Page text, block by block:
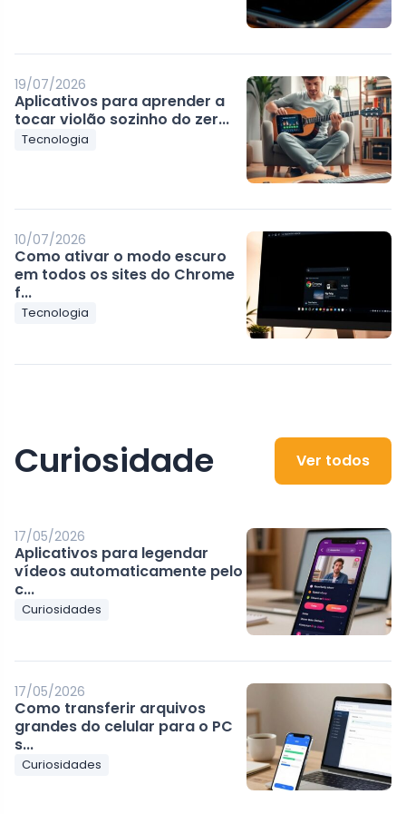
19/07/2026
Aplicativos para aprender a
tocar violão sozinho do zer...
Tecnologia
10/07/2026
Como ativar o modo escuro
em todos os sites do Chrome
f...
Tecnologia
Curiosidade Ver todos
17/05/2026
Aplicativos para legendar
vídeos automaticamente pelo
c...
Curiosidades
17/05/2026
Como transferir arquivos
grandes do celular para o PC
s...
Curiosidades